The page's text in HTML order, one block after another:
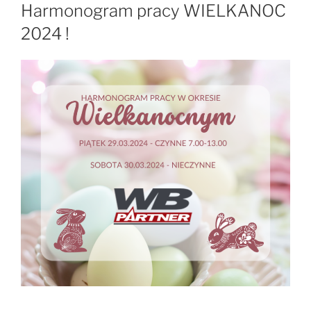
Harmonogram pracy WIELKANOC
2024 !